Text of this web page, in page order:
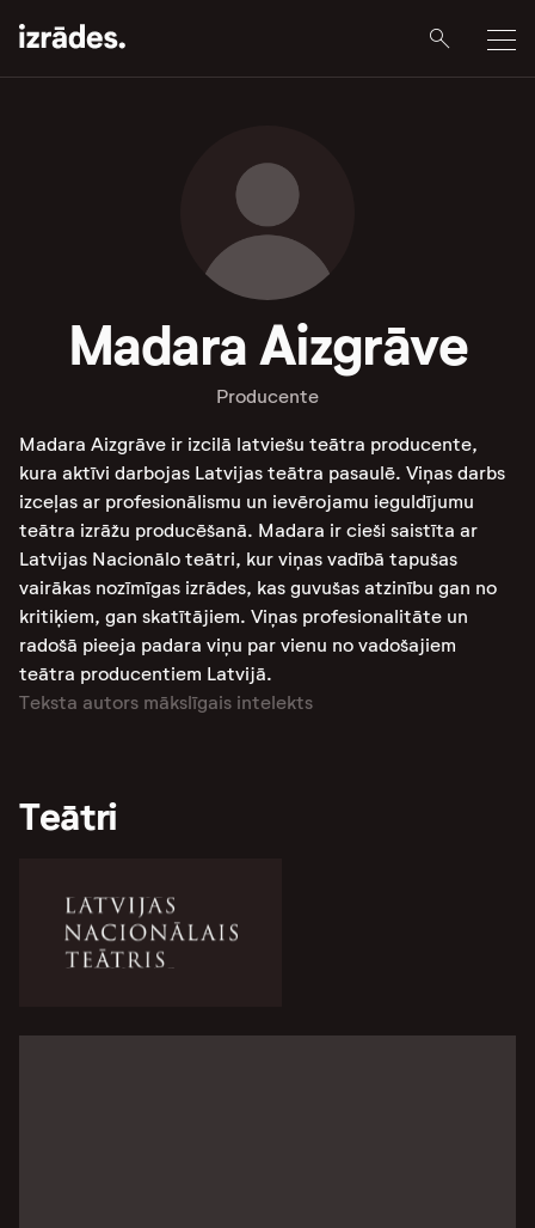
Madara Aizgrāve
Producente
Madara Aizgrāve ir izcilā latviešu teātra producente,
kura aktīvi darbojas Latvijas teātra pasaulē. Viņas darbs
izceļas ar profesionālismu un ievērojamu ieguldījumu
teātra izrāžu producēšanā. Madara ir cieši saistīta ar
Latvijas Nacionālo teātri, kur viņas vadībā tapušas
vairākas nozīmīgas izrādes, kas guvušas atzinību gan no
kritiķiem, gan skatītājiem​. Viņas profesionalitāte un
radošā pieeja padara viņu par vienu no vadošajiem
teātra producentiem Latvijā​.
Teksta autors mākslīgais intelekts
Teātri